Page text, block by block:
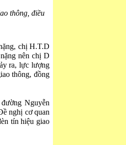
thông, điều
chị H.T.D
nên chị D
ra, lực lượng
thông, đồng
Nguyễn
nghị cơ quan
tín hiệu giao